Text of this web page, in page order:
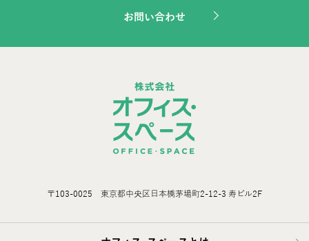
お問い合わせ
〒103-0025 東京都中央区日本橋茅場町2-12-3 寿ビル2F